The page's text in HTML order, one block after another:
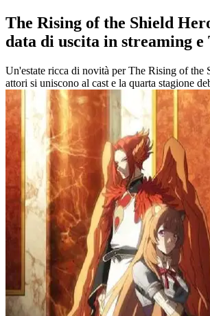
The Rising of the Shield
data di uscita in streaming
Un'estate ricca di novità per The Rising of the
attori si uniscono al cast e la quarta stagione